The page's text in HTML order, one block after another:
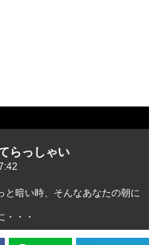
らっしゃい
と暗い時、そんなあなたの朝に
・・・